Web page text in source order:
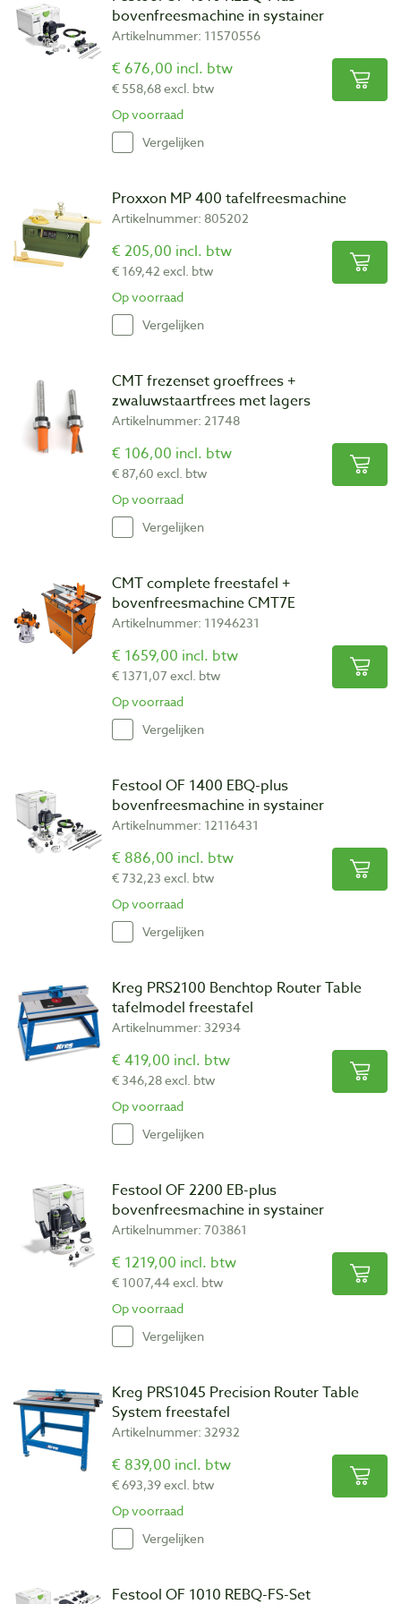
onmisbaar apparaat. Baptist heeft een uitgebreide collectie
freesmachines en freesjes!
Voor advies over frezen kunt contact opnemen met
medewerkers van Baptist Arnhem.
bovenfreesmachine in systainer
Artikelnummer: 11570556
€ 676,00 incl. btw
€ 558,68 excl. btw
Op voorraad
Vergelijken
Proxxon MP 400 tafelfreesmachine
Artikelnummer: 805202
€ 205,00 incl. btw
€ 169,42 excl. btw
Op voorraad
Vergelijken
CMT frezenset groeffrees +
zwaluwstaartfrees met lagers
Artikelnummer: 21748
€ 106,00 incl. btw
€ 87,60 excl. btw
Op voorraad
Vergelijken
CMT complete freestafel +
bovenfreesmachine CMT7E
Artikelnummer: 11946231
€ 1659,00 incl. btw
€ 1371,07 excl. btw
Op voorraad
Vergelijken
Festool OF 1400 EBQ-plus
bovenfreesmachine in systainer
Artikelnummer: 12116431
€ 886,00 incl. btw
€ 732,23 excl. btw
Op voorraad
Vergelijken
Kreg PRS2100 Benchtop Router Table
tafelmodel freestafel
Artikelnummer: 32934
€ 419,00 incl. btw
€ 346,28 excl. btw
Op voorraad
Vergelijken
Festool OF 2200 EB-plus
bovenfreesmachine in systainer
Artikelnummer: 703861
€ 1219,00 incl. btw
€ 1007,44 excl. btw
Op voorraad
Vergelijken
Kreg PRS1045 Precision Router Table
System freestafel
Artikelnummer: 32932
€ 839,00 incl. btw
€ 693,39 excl. btw
Op voorraad
Vergelijken
Festool OF 1010 REBQ-FS-Set